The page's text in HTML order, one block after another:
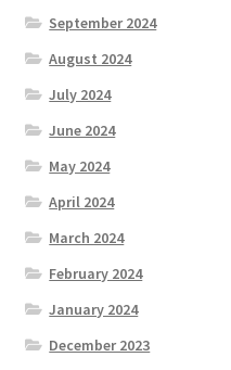
September 2024
August 2024
July 2024
June 2024
May 2024
April 2024
March 2024
February 2024
January 2024
December 2023